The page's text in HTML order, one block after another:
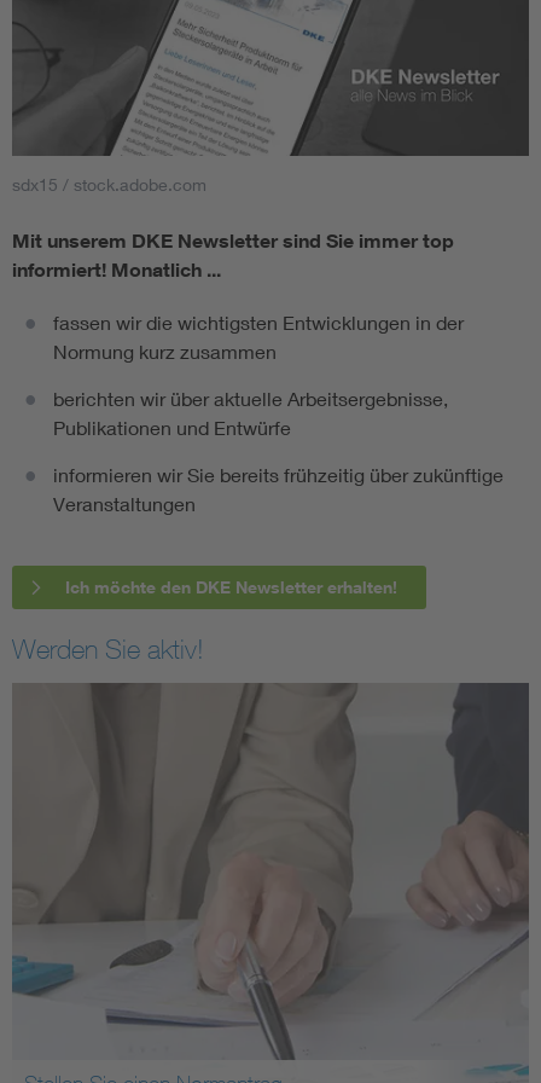
sdx15 / stock.adobe.com
Mit unserem DKE Newsletter sind Sie immer top
informiert! Monatlich ...
fassen wir die wichtigsten Entwicklungen in der
Normung kurz zusammen
berichten wir über aktuelle Arbeitsergebnisse,
Publikationen und Entwürfe
informieren wir Sie bereits frühzeitig über zukünftige
Veranstaltungen
Ich möchte den DKE Newsletter erhalten!
Werden Sie aktiv!